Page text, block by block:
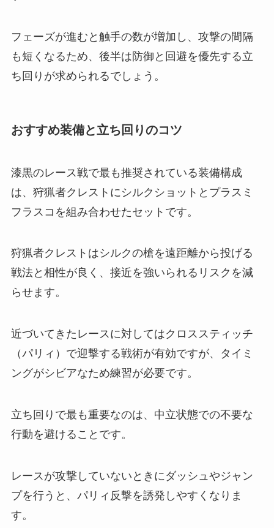
フェーズが進むと触手の数が増加し、攻撃の間隔
も短くなるため、後半は防御と回避を優先する立
ち回りが求められるでしょう。
おすすめ装備と立ち回りのコツ
漆黒のレース戦で最も推奨されている装備構成
は、狩猟者クレストにシルクショットとプラスミ
フラスコを組み合わせたセットです。
狩猟者クレストはシルクの槍を遠距離から投げる
戦法と相性が良く、接近を強いられるリスクを減
らせます。
近づいてきたレースに対してはクロススティッチ
（パリィ）で迎撃する戦術が有効ですが、タイミ
ングがシビアなため練習が必要です。
立ち回りで最も重要なのは、中立状態での不要な
行動を避けることです。
レースが攻撃していないときにダッシュやジャン
プを行うと、パリィ反撃を誘発しやすくなりま
す。